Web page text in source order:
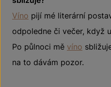
Víno pijí mé literární
odpoledne či večer, když
Po půlnoci mě víno
na to dávám pozor.